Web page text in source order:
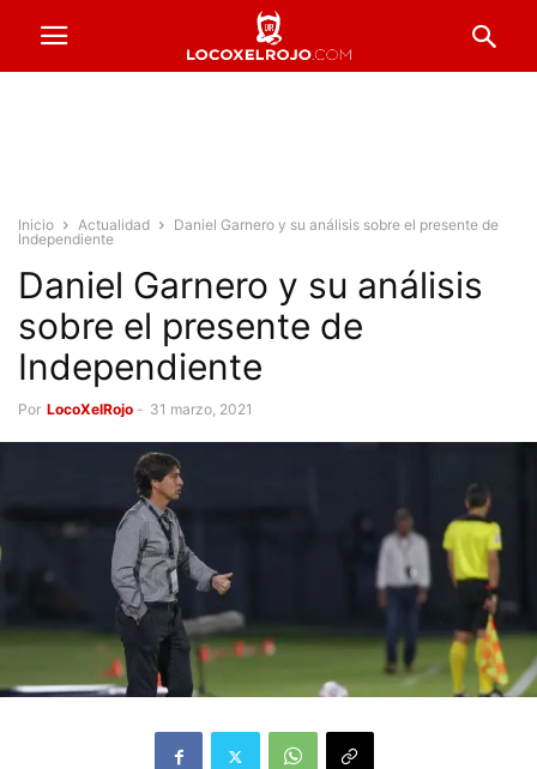
Inicio Actualidad
Daniel Garnero y su análisis sobre el presente de
Independiente
Daniel Garnero y su análisis
sobre el presente de
Independiente
Por LocoXelRojo - 31 marzo, 2021